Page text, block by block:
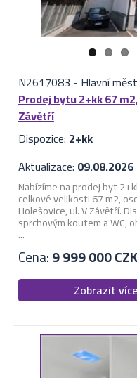
N2617083 - Hlavní
Prodej bytu 2+kk 67
Závětří
Dispozice: 2+kk
Aktualizace: 09.08.2026
Nabízíme na prodej byt
celkové velikosti 67 m2,
Holešovice, ul. V Závětří.
sprchovým koutem a WC,
...
Cena:9 999 000 CZK
Zobrazit